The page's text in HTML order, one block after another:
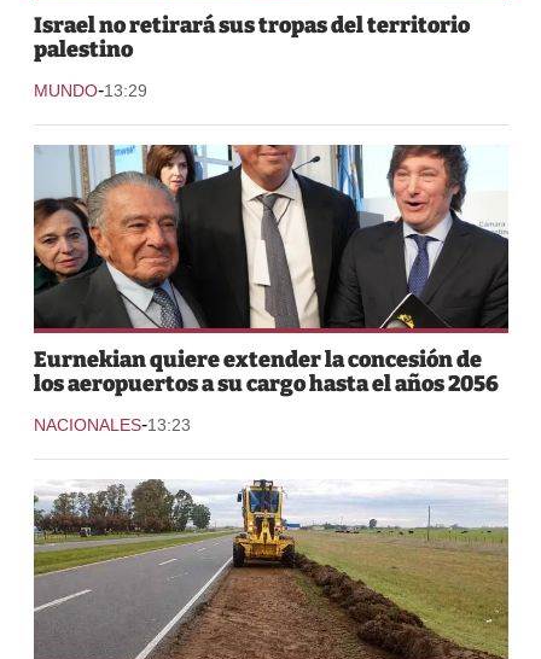
Israel no retirará sus tropas del territorio
palestino
MUNDO-13:29
Eurnekian quiere extender la concesión de
los aeropuertos a su cargo hasta el años 2056
NACIONALES-13:23